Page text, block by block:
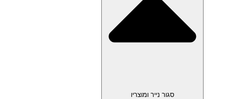
סגור נייר ומוצריו